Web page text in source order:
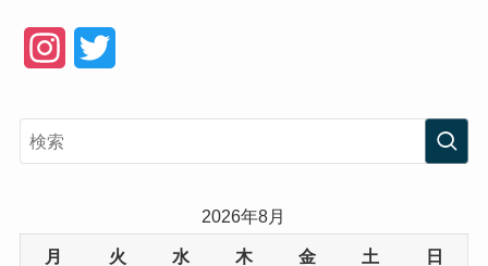
e
2026年8月
月 火 水 木 金 土 日